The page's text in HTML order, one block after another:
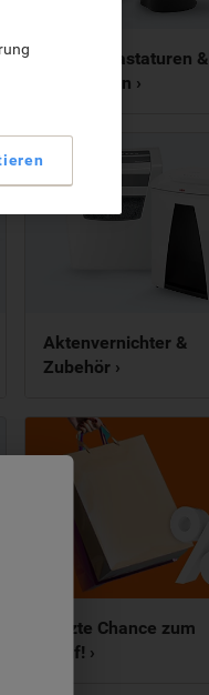
Mäuse, Tastaturen &
Peripheren ›
Aktenvernichter &
Zubehör ›
Letzte Chance zum
Kauf! ›